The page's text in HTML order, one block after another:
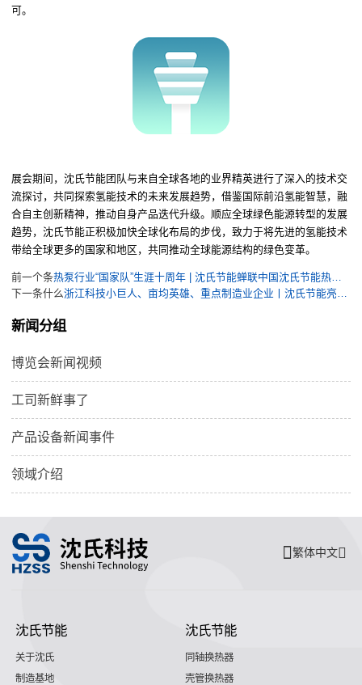
可。
展会期间，沈氏节能团队与来自全球各地的业界精英进行了深入的技术交
流探讨，共同探索氢能技术的未来发展趋势，借鉴国际前沿氢能智慧，融
合自主创新精神，推动 自身产品迭代升级。顺应全球绿色能源转型的发展
趋势，沈氏节能正积极加快全球化布局的步伐，致力于将先进的氢能技术
带给全球更多的国家和地区，共同推动全球能源结构的绿色变革。
前一个条
下一条什么
新闻分组
博览会新闻视频
工司新鲜事了
产品设备新闻事件
领域介绍
繁体中文
沈氏节能
关于沈氏
制造基地
沈氏节能
同轴换热器
壳管换热器